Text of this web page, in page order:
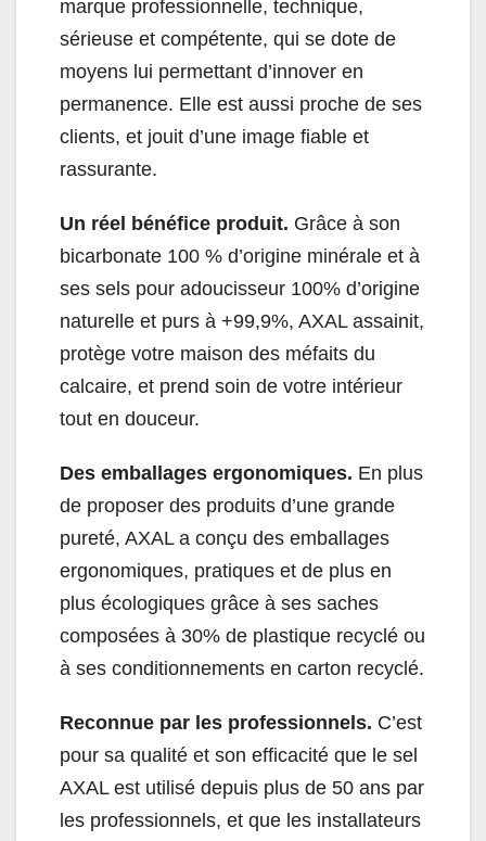
marque professionnelle, technique,
sérieuse et compétente, qui se dote de
moyens lui permettant d’innover en
permanence. Elle est aussi proche de ses
clients, et jouit d’une image fiable et
rassurante.
Un réel bénéfice produit. Grâce à son
bicarbonate 100 % d’origine minérale et à
ses sels pour adoucisseur 100% d’origine
naturelle et purs à +99,9%, AXAL assainit,
protège votre maison des méfaits du
calcaire, et prend soin de votre intérieur
tout en douceur.
Des emballages ergonomiques. En plus
de proposer des produits d’une grande
pureté, AXAL a conçu des emballages
ergonomiques, pratiques et de plus en
plus écologiques grâce à ses saches
composées à 30% de plastique recyclé ou
à ses conditionnements en carton recyclé.
Reconnue par les professionnels. C’est
pour sa qualité et son efficacité que le sel
AXAL est utilisé depuis plus de 50 ans par
les professionnels, et que les installateurs